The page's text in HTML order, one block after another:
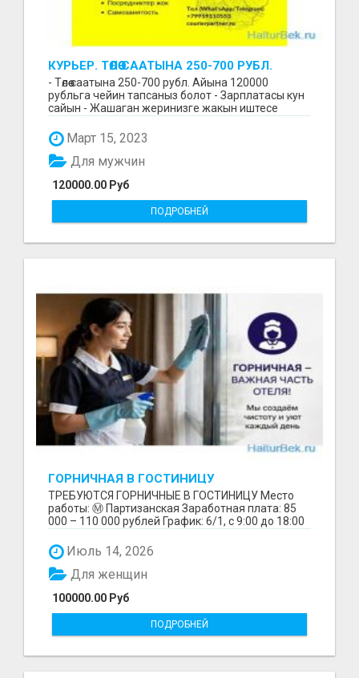
КУРЬЕР. ТӨЛӨӨ СААТЫНА 250-700 РУБЛ.
ЖУМУШ ГРАФИГИ СВОБОДНЫЙ. БЕЗ
ОПЫТА АЛАБЫЗ. ҮЙДҮН ЖАНЫНДА.
- Төлөө саатына 250-700 рубл. Айына 120000
рубльга чейин тапсаныз болот - Зарплатасы кун
сайын - Жашаган жеринизге жакын иштесе
Март 15, 2023
120000.00 Руб
Для мужчин
ПОДРОБНЕЙ
ГОРНИЧНАЯ В ГОСТИНИЦУ
ТРЕБУЮТСЯ ГОРНИЧНЫЕ В ГОСТИНИЦУ Место
работы: Ⓜ️ Партизанская Заработная плата: 85
000 – 110 000 рублей График: 6/1, с 9:00 до 18:00
Июль 14, 2026
100000.00 Руб
Для женщин
ПОДРОБНЕЙ